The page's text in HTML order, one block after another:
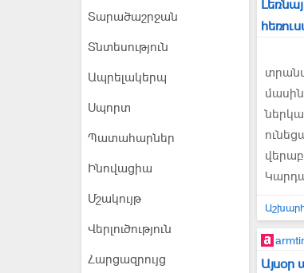
Տարածաշրջան
Տնտեսություն
Ապրելակերպ
Սպորտ
Պատահարներ
Ինովացիա
Մշակույթ
Վերլուծություն
Հարցազրույց
Այսօր